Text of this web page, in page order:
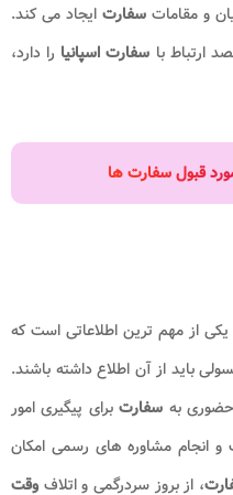
و مقامات سفارت ایجاد می کند.
ارتباط با سفارت اسپانیا را دارد،
قبول سفارت ها
یکی از مهم ترین اطلاعاتی است که
باید از آن اطلاع داشته باشند.
به سفارتبرای پیگیری امور
و انجام مشاوره های رسمی امکان
، از بروز سردرگمی و اتلاف وقت